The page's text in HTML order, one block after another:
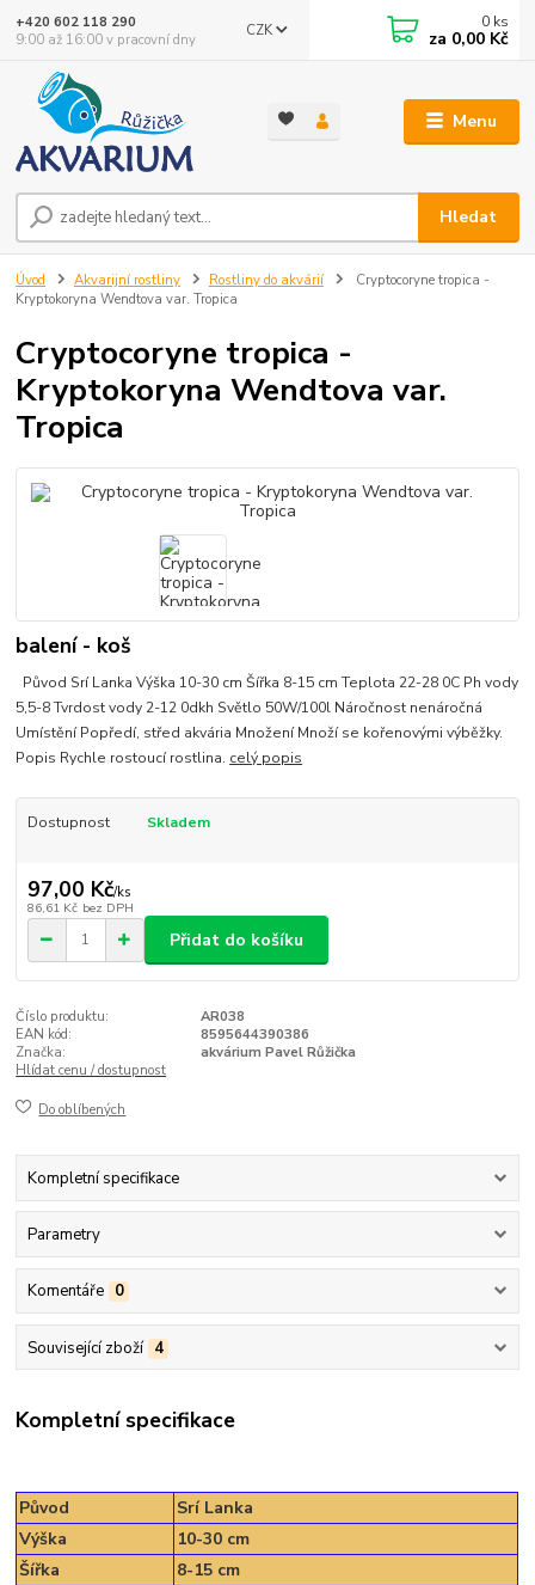
Menu
CZK
Hledat
+420 602 118 290
9:00 až 16:00 v pracovní dny
0 ks
za 0,00 Kč
Úvod Akvarijní rostliny Rostliny do akvárií
Cryptocoryne tropica -
Kryptokoryna Wendtova var. Tropica
Cryptocoryne tropica -
Kryptokoryna Wendtova var.
Tropica
balení - koš
Původ Srí Lanka Výška 10-30 cm Šířka 8-15 cm Teplota 22-28 0C Ph vody
5,5-8 Tvrdost vody 2-12 0dkh Světlo 50W/100l Náročnost nenáročná
Umístění Popředí, střed akvária Množení Množí se kořenovými výběžky.
Popis Rychle rostoucí rostlina. celý popis
Dostupnost Skladem
97,00 Kč/ks
86,61 Kč bez DPH
Přidat do košíku
Číslo produktu:
AR038
EAN kód:
8595644390386
Značka:
akvárium Pavel Růžička
Hlídat cenu / dostupnost
Do oblíbených
Kompletní specifikace
Parametry
Komentáře 0
Související zboží 4
Kompletní specifikace
Původ
Srí Lanka
Výška
10-30 cm
Šířka
8-15 cm